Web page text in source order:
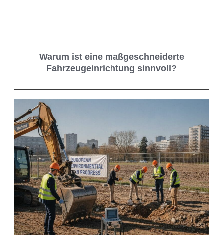
Warum ist eine maßgeschneiderte
Fahrzeugeinrichtung sinnvoll?